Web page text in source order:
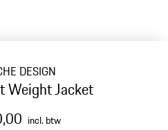
DESIGN
Weight Jacket
incl. btw